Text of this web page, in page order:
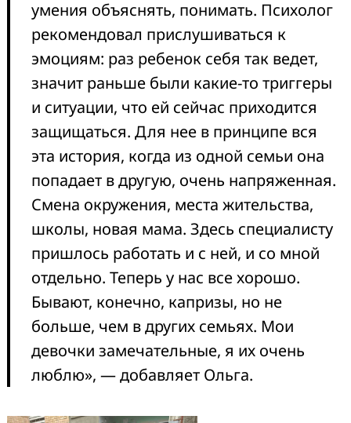
умения объяснять, понимать. Психолог
рекомендовал прислушиваться к
эмоциям: раз ребенок себя так ведет,
значит раньше были какие-то триггеры
и ситуации, что ей сейчас приходится
защищаться. Для нее в принципе вся
эта история, когда из одной семьи она
попадает в другую, очень напряженная.
Смена окружения, места жительства,
школы, новая мама. Здесь специалисту
пришлось работать и с ней, и со мной
отдельно. Теперь у нас все хорошо.
Бывают, конечно, капризы, но не
больше, чем в других семьях. Мои
девочки замечательные, я их очень
люблю», — добавляет Ольга.